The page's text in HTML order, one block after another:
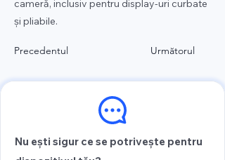
cameră, inclusiv pentru display-uri curbate
și pliabile.
Precedentul Următorul
Nu ești sigur ce se potrivește pentru